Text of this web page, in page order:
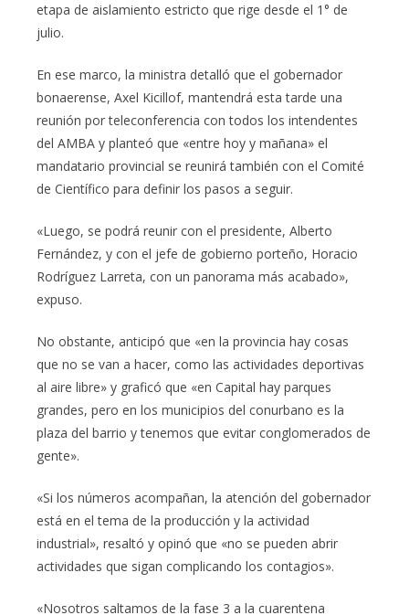
etapa de aislamiento estricto que rige desde el 1° de
julio.
En ese marco, la ministra detalló que el gobernador
bonaerense, Axel Kicillof, mantendrá esta tarde una
reunión por teleconferencia con todos los intendentes
del AMBA y planteó que «entre hoy y mañana» el
mandatario provincial se reunirá también con el Comité
de Científico para definir los pasos a seguir.
«Luego, se podrá reunir con el presidente, Alberto
Fernández, y con el jefe de gobierno porteño, Horacio
Rodríguez Larreta, con un panorama más acabado»,
expuso.
No obstante, anticipó que «en la provincia hay cosas
que no se van a hacer, como las actividades deportivas
al aire libre» y graficó que «en Capital hay parques
grandes, pero en los municipios del conurbano es la
plaza del barrio y tenemos que evitar conglomerados de
gente».
«Si los números acompañan, la atención del gobernador
está en el tema de la producción y la actividad
industrial», resaltó y opinó que «no se pueden abrir
actividades que sigan complicando los contagios».
«Nosotros saltamos de la fase 3 a la cuarentena